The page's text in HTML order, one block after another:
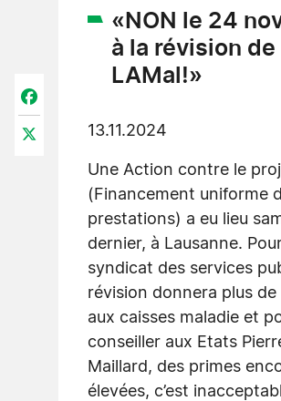
«NON le 24
à la révision de
LAMal!»
13.11.2024
Une Action contre le
(Financement uniforme
prestations) a eu lieu
dernier, à Lausanne.
syndicat des services
révision donnera plus
aux caisses maladie et
conseiller aux Etats
Maillard, des primes
élevées, c’est